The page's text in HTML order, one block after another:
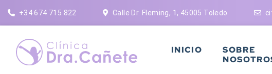
+34 674 715 822 Calle Dr. Fleming, 1, 45005 Toledo
INICIO
SOBRE